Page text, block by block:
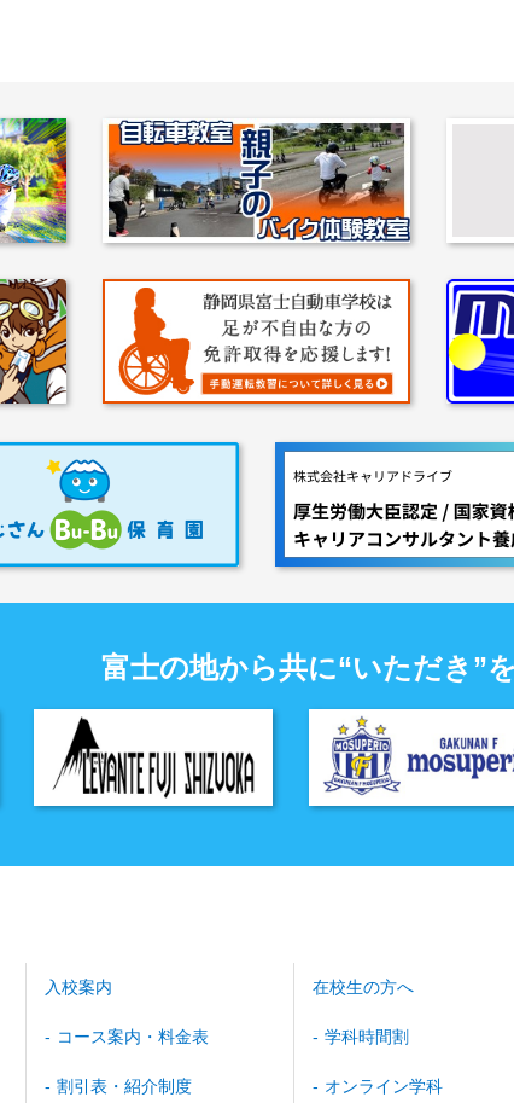
富士の地から共に“いただき”
入校案内
コース案内・料金表
割引表・紹介制度
在校生の方へ
学科時間割
オンライン学科